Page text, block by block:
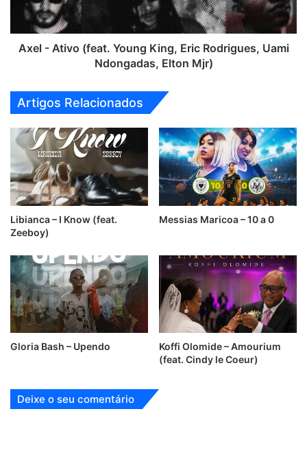
Rodrigues,
Uami
Ndongadas,
Axel - Ativo (feat. Young King, Eric Rodrigues, Uami
Ndongadas, Elton Mjr)
Artigos Relacionados
Libianca – I Know (feat.
Zeeboy)
Messias Maricoa – 10 a 0
Gloria Bash – Upendo
Koffi Olomide – Amourium
(feat. Cindy le Coeur)
Deixe o seu comentário